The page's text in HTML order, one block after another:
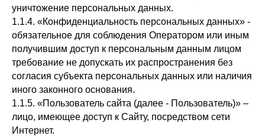
уничтожение персональных данных.
1.1.4. «Конфиденциальность персональных данных» -
обязательное для соблюдения Оператором или иным
получившим доступ к персональным данным лицом
требование не допускать их распространения без
согласия субъекта персональных данных или наличия
иного законного основания.
1.1.5. «Пользователь сайта (далее - Пользователь)» –
лицо, имеющее доступ к Сайту, посредством сети
Интернет.